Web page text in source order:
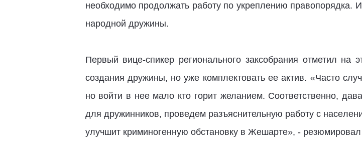
необходимо продолжать работу по укреплению правопорядка.
народной дружины.
Первый вице-спикер регионального заксобрания отметил на
создания дружины, но уже комплектовать ее актив. «Часто
но войти в нее мало кто горит желанием. Соответственно,
для дружинников, проведем разъяснительную работу с
улучшит криминогенную обстановку в Жешарте», -